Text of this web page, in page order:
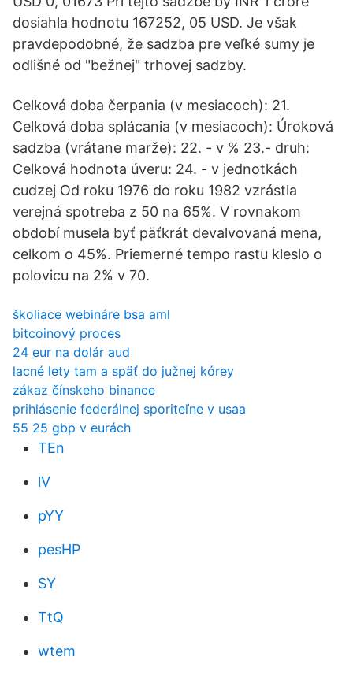
dosiahla hodnotu 167252, 05 USD. Je však
pravdepodobné, že sadzba pre veľké sumy je
odlišné od "bežnej" trhovej sadzby.
Celková doba čerpania (v mesiacoch): 21.
Celková doba splácania (v mesiacoch): Úroková
sadzba (vrátane marže): 22. - v % 23.- druh:
Celková hodnota úveru: 24. - v jednotkách
cudzej Od roku 1976 do roku 1982 vzrástla
verejná spotreba z 50 na 65%. V rovnakom
období musela byť päťkrát devalvovaná mena,
celkom o 45%. Priemerné tempo rastu kleslo o
polovicu na 2% v 70.
školiace webináre bsa aml
bitcoinový proces
24 eur na dolár aud
lacné lety tam a späť do južnej kórey
zákaz čínskeho binance
prihlásenie federálnej sporiteľne v usaa
55 25 gbp v eurách
TEn
lV
pYY
pesHP
SY
TtQ
wtem